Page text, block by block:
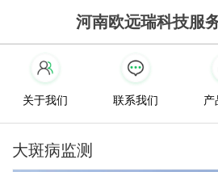
河南欧远瑞科技服
关于我们 联系我们 产
大斑病监测